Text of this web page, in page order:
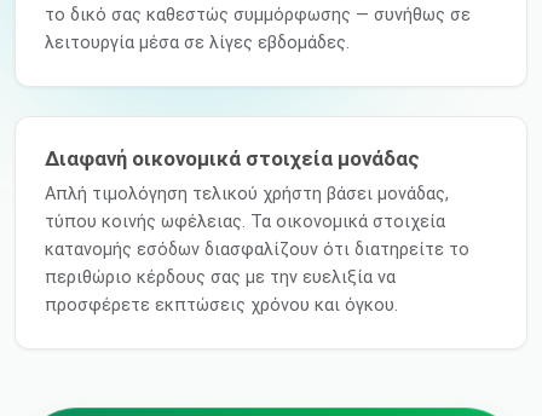
το δικό σας καθεστώς συμμόρφωσης — συνήθως σε
λειτουργία μέσα σε λίγες εβδομάδες.
Διαφανή οικονομικά στοιχεία μονάδας
Απλή τιμολόγηση τελικού χρήστη βάσει μονάδας,
τύπου κοινής ωφέλειας. Τα οικονομικά στοιχεία
κατανομής εσόδων διασφαλίζουν ότι διατηρείτε το
περιθώριο κέρδους σας με την ευελιξία να
προσφέρετε εκπτώσεις χρόνου και όγκου.